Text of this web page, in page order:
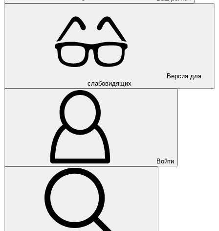
Версия для
слабовидящих
Войти